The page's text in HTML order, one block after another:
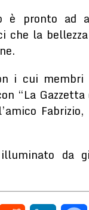
è pronto ad
che la
i cui membri
“La
da